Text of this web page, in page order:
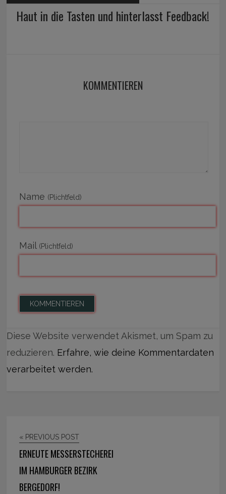
Haut in die Tasten und hinterlasst Feedback!
KOMMENTIEREN
Name (Plichtfeld)
Mail (Plichtfeld)
Diese Website verwendet Akismet, um Spam zu
reduzieren. Erfahre, wie deine Kommentardaten
verarbeitet werden.
« PREVIOUS POST
ERNEUTE MESSERSTECHEREI
IM HAMBURGER BEZIRK
BERGEDORF!